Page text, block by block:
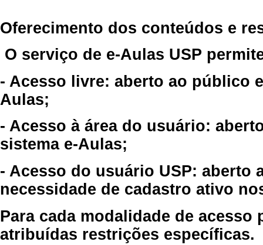
Oferecimento dos conteúdos e
O serviço de e-Aulas USP
- Acesso livre: aberto ao público
Aulas;
- Acesso à área do usuário:
sistema e-Aulas;
- Acesso do usuário USP: aberto
necessidade de cadastro ativo
Para cada modalidade de
atribuídas restrições específicas.